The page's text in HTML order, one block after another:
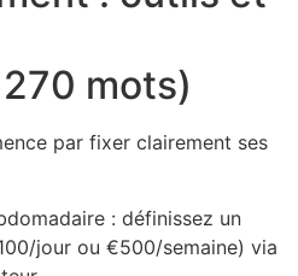
mots)
par fixer clairement ses
: définissez un
jour ou €500/semaine) via